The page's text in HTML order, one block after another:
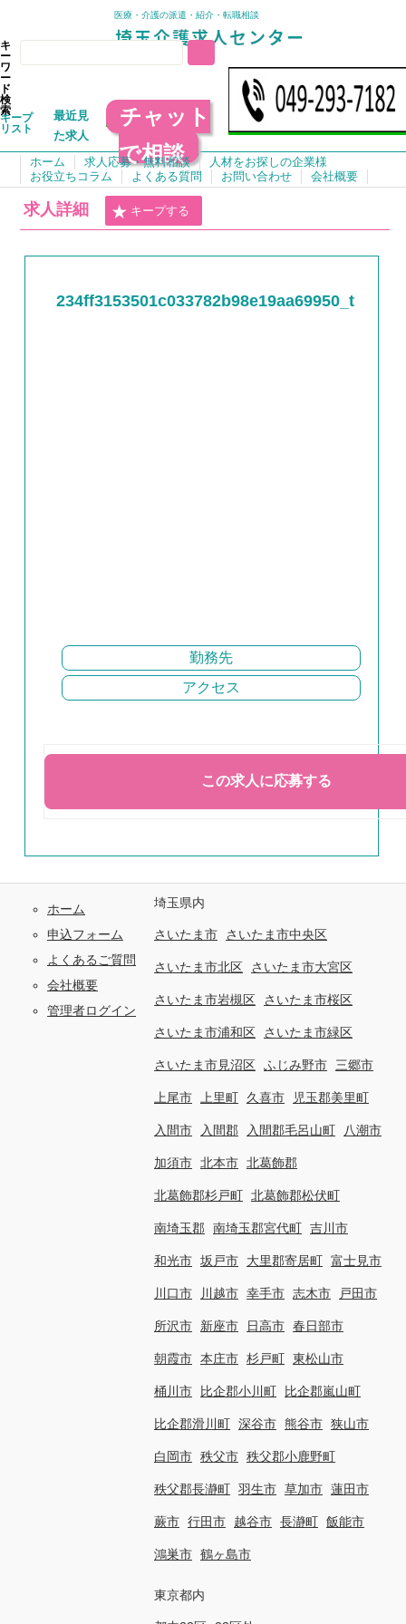
医療・介護の派遣・紹介・転職相談
キ
ー
ワ
ー
ド
検
索
キープ
リスト
最近見
た求人
チャット
で相談
ホーム 求人応募・無料相談
人材をお探しの企業様
お役立ちコラム
よくある質問 お問い合わせ 会社概要
求人詳細 キープする
234ff3153501c033782b98e19aa69950_t
勤務先
アクセス
ホーム
申込フォーム
よくあるご質問
会社概要
管理者ログイン
埼玉県内
さいたま市 さいたま市中央区
さいたま市北区 さいたま市大宮区
さいたま市岩槻区 さいたま市桜区
さいたま市浦和区 さいたま市緑区
さいたま市見沼区 ふじみ野市 三郷市
上尾市 上里町 久喜市 児玉郡美里町
入間市 入間郡 入間郡毛呂山町 八潮市
加須市 北本市 北葛飾郡
北葛飾郡杉戸町 北葛飾郡松伏町
南埼玉郡 南埼玉郡宮代町 吉川市
和光市 坂戸市 大里郡寄居町 富士見市
川口市 川越市 幸手市 志木市 戸田市
所沢市 新座市 日高市 春日部市
朝霞市 本庄市 杉戸町 東松山市
桶川市 比企郡小川町 比企郡嵐山町
比企郡滑川町 深谷市 熊谷市 狭山市
白岡市 秩父市 秩父郡小鹿野町
秩父郡長瀞町 羽生市 草加市 蓮田市
蕨市 行田市 越谷市 長瀞町 飯能市
鴻巣市 鶴ヶ島市
東京都内